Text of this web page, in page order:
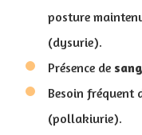
posture
(dysurie).
Présence de
Besoin fréquent
(pollakiurie).